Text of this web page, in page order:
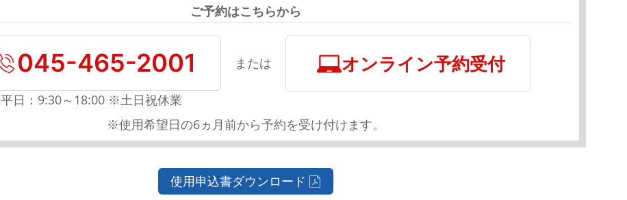
ご予約はこちらから
045-465-2001
平日：9:30～18:00 ※土日祝休業
または オンライン予約受付
※使用希望日の6ヵ月前から予約を受け付けます。
使用申込書ダウンロード